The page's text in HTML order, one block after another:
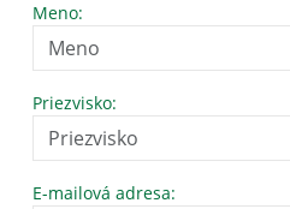
Meno:
Priezvisko:
E-mailová adresa: